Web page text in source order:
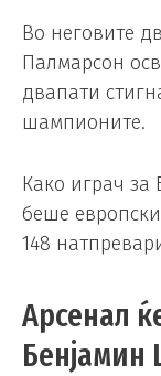
Во неговите
Палмарсон
двапати
шампионите.
Како играч за
беше
148
Арсенал